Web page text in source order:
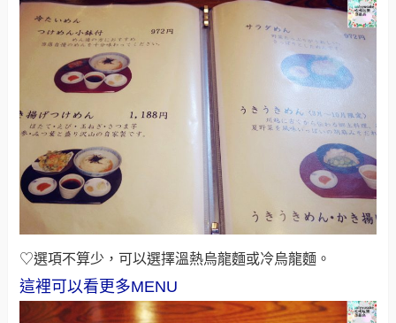
♡選項不算少，可以選擇溫熱烏龍麵或冷烏龍麵。
這裡可以看更多MENU